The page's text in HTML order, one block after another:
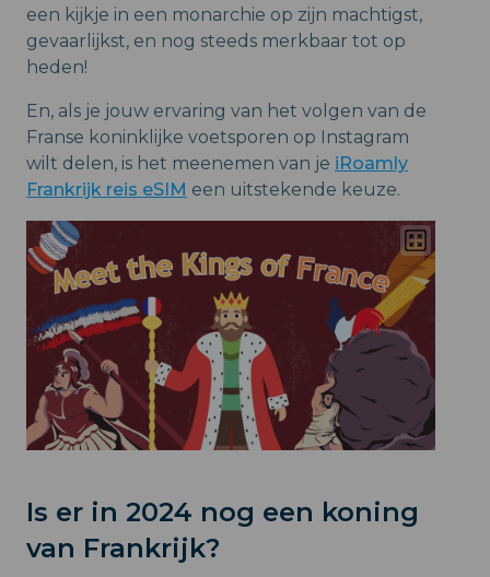
een kijkje in een monarchie op zijn machtigst,
gevaarlijkst, en nog steeds merkbaar tot op
heden!
En, als je jouw ervaring van het volgen van de
Franse koninklijke voetsporen op Instagram
wilt delen, is het meenemen van je iRoamly
Frankrijk reis eSIM een uitstekende keuze.
Is er in 2024 nog een koning
van Frankrijk?